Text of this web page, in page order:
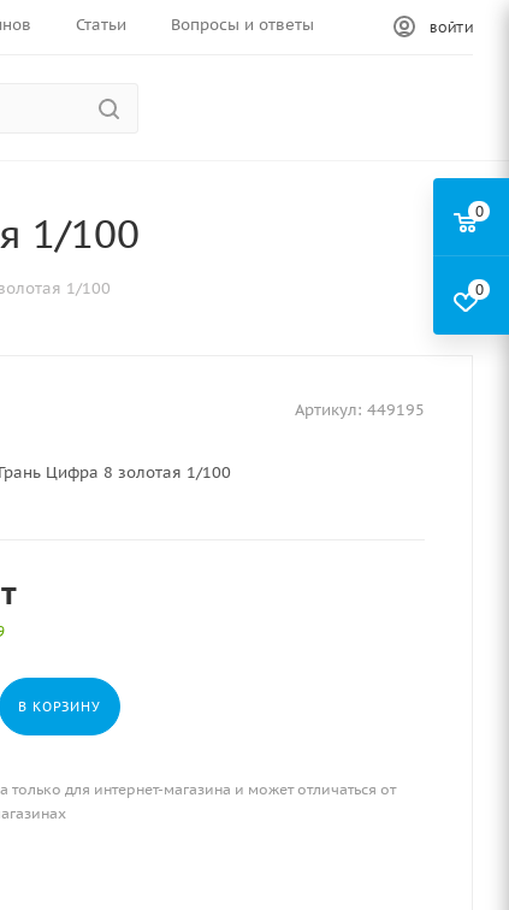
Статьи Вопросы и ответы ВОЙТИ
1/100
1/100
Артикул: 449195
Цифра 8 золотая 1/100
В КОРЗИНУ
только для интернет-магазина и может отличаться от
0
0